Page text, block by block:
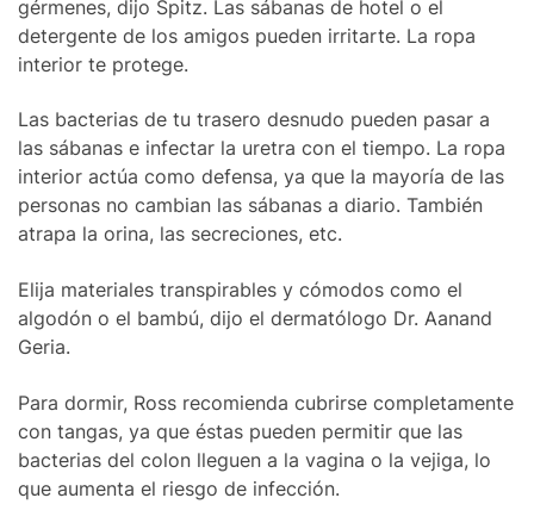
gérmenes, dijo Spitz. Las sábanas de hotel o el
detergente de los amigos pueden irritarte. La ropa
interior te protege.
Las bacterias de tu trasero desnudo pueden pasar a
las sábanas e infectar la uretra con el tiempo. La ropa
interior actúa como defensa, ya que la mayoría de las
personas no cambian las sábanas a diario. También
atrapa la orina, las secreciones, etc.
Elija materiales transpirables y cómodos como el
algodón o el bambú, dijo el dermatólogo Dr. Aanand
Geria.
Para dormir, Ross recomienda cubrirse completamente
con tangas, ya que éstas pueden permitir que las
bacterias del colon lleguen a la vagina o la vejiga, lo
que aumenta el riesgo de infección.